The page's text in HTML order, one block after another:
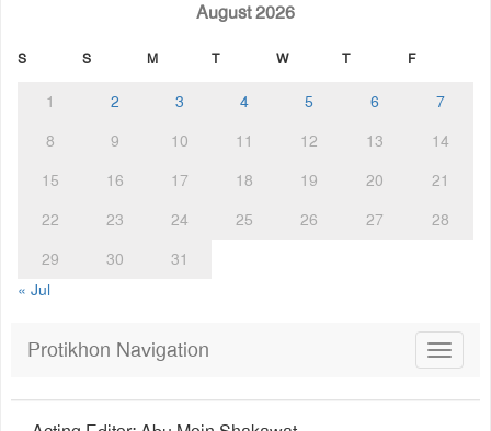
August 2026
S S M T W T F
1 2 3 4 5 6
7
8
9 10 11 12 13
14
15
16 17 18 19 20
21
22
23 24 25 26 27
28
29
30
31
« Jul
Toggle
Protikhon Navigation